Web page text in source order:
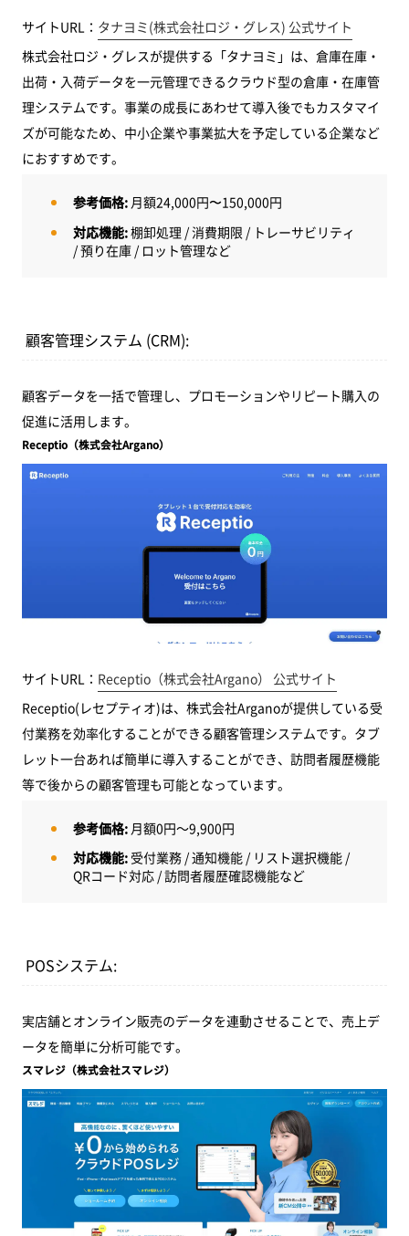
サイトURL： タナヨミ(株式会社ロジ・グレス) 公式サイト
株式会社ロジ・グレスが提供する「タナヨミ」は、倉庫在庫・
出荷・入荷データを一元管理できるクラウド型の倉庫・在庫管
理システムです。事業の成長にあわせて導入後でもカスタマイ
ズが可能なため、中小企業や事業拡大を予定している企業など
におすすめです。
参考価格: 月額24,000円〜150,000円
対応機能:棚卸処理 / 消費期限 / トレーサビリティ
/ 預り在庫 / ロット管理など
顧客管理システム (CRM):
顧客データを一括で管理し、プロモーションやリピート購入の
促進に活用します。
Receptio（株式会社Argano）
サイトURL： Receptio（株式会社Argano） 公式サイト
Receptio(レセプティオ)は、株式会社Arganoが提供している受
付業務を効率化することができる顧客管理システムです。タブ
レット一台あれば簡単に導入することができ、訪問者履歴機能
等で後からの顧客管理も可能となっています。
参考価格: 月額0円～9,900円
対応機能: 受付業務 / 通知機能 / リスト選択機能 /
QRコード対応 / 訪問者履歴確認機能など
POSシステム:
実店舗とオンライン販売のデータを連動させることで、売上デ
ータを簡単に分析可能です。
スマレジ（株式会社スマレジ）